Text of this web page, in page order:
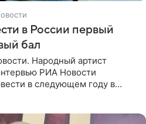
в России первый
бал
Народный артист
РИА Новости
в следующем году в